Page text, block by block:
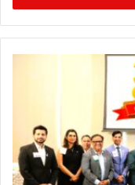
r
y
a